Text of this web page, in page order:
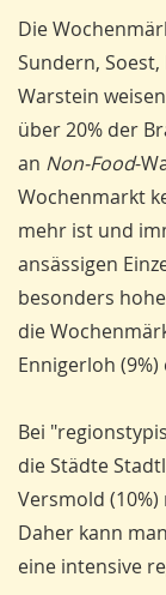
Die
Sundern,
Warstein
über 20% der
an Non-Food-
Wochenmarkt
mehr ist und
ansässigen
besonders
die
Ennigerloh
Bei
die Städte
Versmold
Daher kann
eine intensive